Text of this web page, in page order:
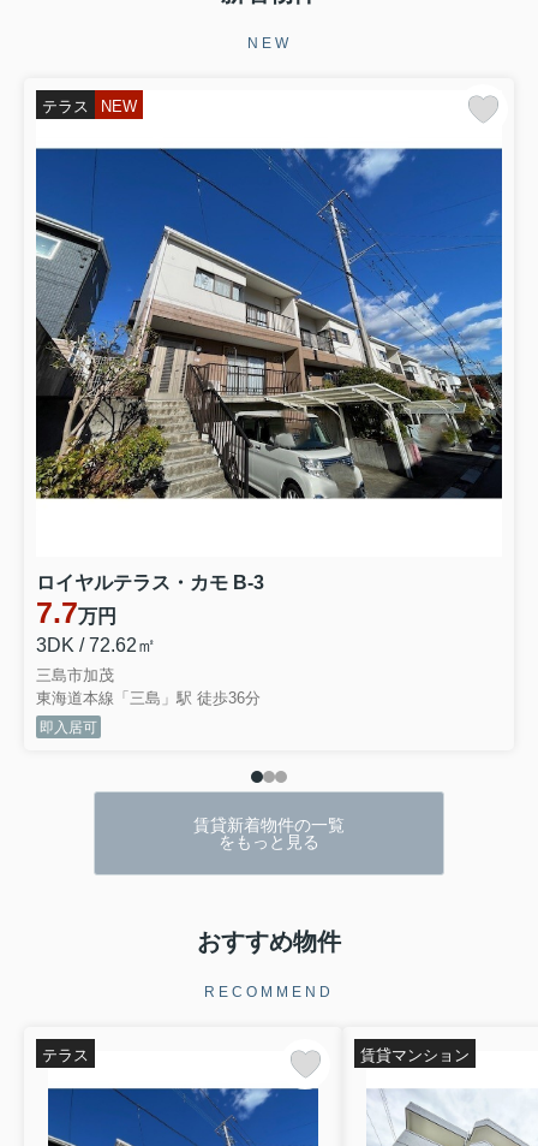
NEW
テラス NEW
ロイヤルテラス・カモ B-3
7.7万円
3DK / 72.62㎡
三島市加茂
東海道本線「三島」駅 徒歩36分
即入居可
賃貸新着物件の一覧
をもっと見る
おすすめ物件
RECOMMEND
テラス 賃貸マンション